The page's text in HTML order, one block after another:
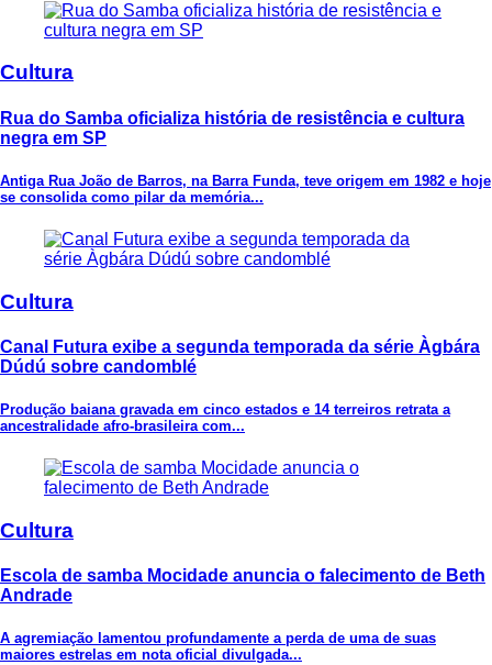
Cultura
Rua do Samba oficializa história de resistência e cultura
negra em SP
Antiga Rua João de Barros, na Barra Funda, teve origem em 1982 e hoje
se consolida como pilar da memória...
Cultura
Canal Futura exibe a segunda temporada da série Àgbára
Dúdú sobre candomblé
Produção baiana gravada em cinco estados e 14 terreiros retrata a
ancestralidade afro-brasileira com...
Cultura
Escola de samba Mocidade anuncia o falecimento de Beth
Andrade
A agremiação lamentou profundamente a perda de uma de suas
maiores estrelas em nota oficial divulgada...